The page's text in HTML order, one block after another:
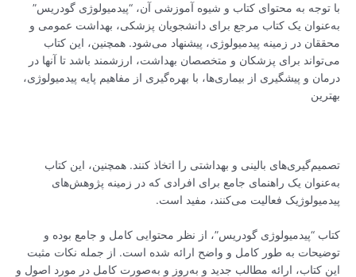
با توجه به محتوای کتاب و شیوه آموزشی آن، “پیدمیولوژی گودریس”
به‌عنوان یک کتاب مرجع برای دانشجویان پزشکی، بهداشت عمومی و
محققان در زمینه پیدمیولوژی، پیشنهاد می‌شود. همچنین، این کتاب
می‌تواند برای پزشکان و متخصصان بهداشت، ارزشمند باشد تا آنها در
درمان و پیشگیری از بیماری‌ها، با بهره‌گیری از مفاهیم پایه پیدمیولوژی،
بهترین
تصمیم‌گیری‌های بالینی و بهداشتی را اتخاذ کنند. همچنین، این کتاب
به‌عنوان یک راهنمای جامع برای افرادی که در زمینه پژوهش‌های
پیدمیولوژیک فعالیت می‌کنند، مفید است.
کتاب “پیدمیولوژی گودریس”، از نظر محتوایی کامل و جامع بوده و
توضیحات به طور کامل و واضح ارائه شده است. از جمله نکات مثبت
این کتاب، ارائه مطالب جدید و به‌روز و به‌صورت کامل در مورد اصول و